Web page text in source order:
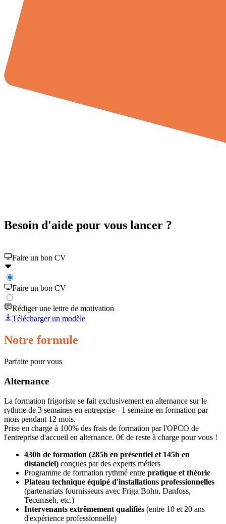
Besoin d'aide pour vous lancer ?
Faire un bon CV
Faire un bon CV
Rédiger une lettre de motivation
Télécharger un modèle
Notre formule
Parfaite pour vous
Alternance
La formation frigoriste se fait exclusivement en alternance sur le
rythme de 3 semaines en entreprise - 1 semaine en formation par
mois pendant 12 mois.
Prise en charge à 100% des frais de formation par l'OPCO de
l'entreprise d'accueil en alternance. 0€ de reste à charge pour vous !
430h de formation (285h en présentiel et 145h en
distanciel) conçues par des experts métiers
Programme de formation rythmé entre pratique et théorie
Plateau technique équipé d'installations professionnelles
(partenariats fournisseurs avec Friga Bohn, Danfoss,
Tecumseh, etc.)
Intervenants extrêmement qualifiés (entre 10 et 20 ans
d'expérience professionnelle)